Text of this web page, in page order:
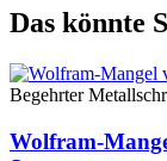
Das könnte
Begehrter
Wolfram-